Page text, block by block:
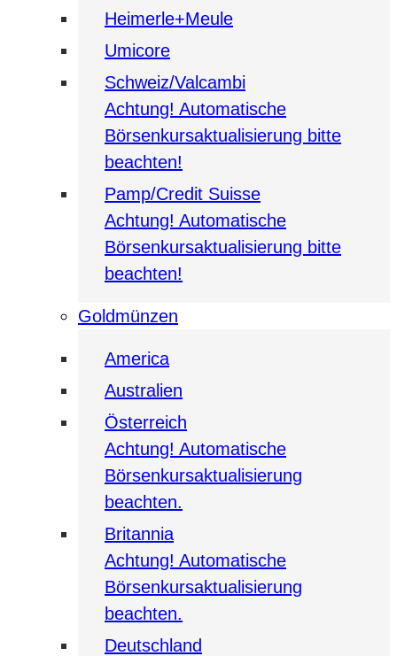
Heimerle+Meule
Umicore
Schweiz/Valcambi
Achtung! Automatische
Börsenkursaktualisierung bitte
beachten!
Pamp/Credit Suisse
Achtung! Automatische
Börsenkursaktualisierung bitte
beachten!
Goldmünzen
America
Australien
Österreich
Achtung! Automatische
Börsenkursaktualisierung
beachten.
Britannia
Achtung! Automatische
Börsenkursaktualisierung
beachten.
Deutschland